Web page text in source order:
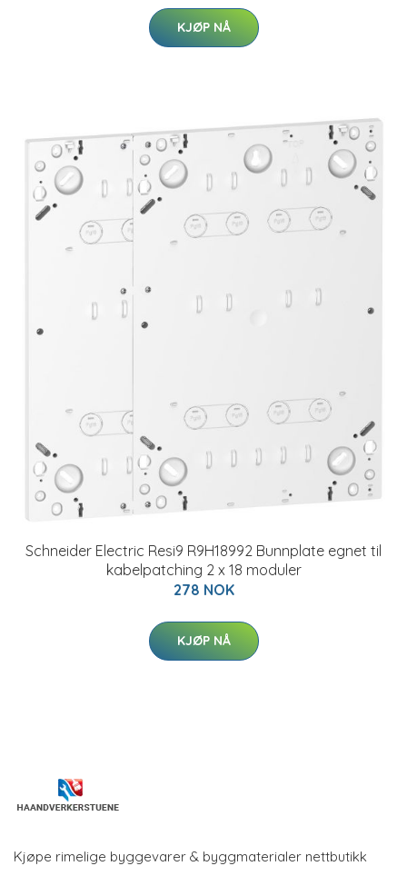
KJØP NÅ
Schneider Electric Resi9 R9H18992 Bunnplate egnet til
kabelpatching 2 x 18 moduler
278 NOK
KJØP NÅ
Kjøpe rimelige byggevarer & byggmaterialer nettbutikk